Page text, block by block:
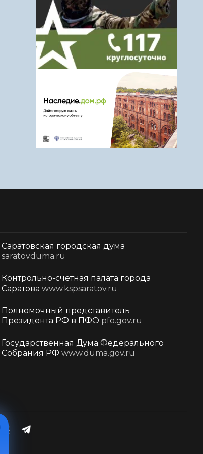
Саратовская городская дума
saratovduma.ru
Контрольно-счетная палата города
Саратова www.kspsaratov.ru
Полномочный представитель
Президента РФ в ПФО pfo.gov.ru
Государственная Дума Федерального
Собрания РФ www.duma.gov.ru